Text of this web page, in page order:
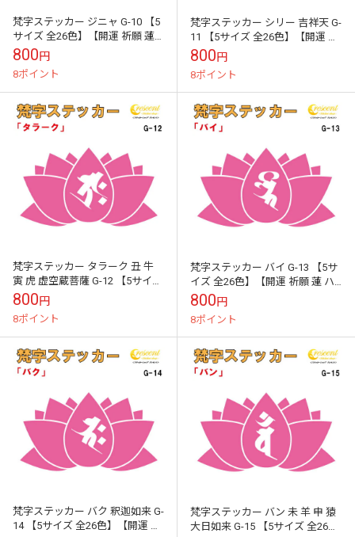
梵字ステッカー ジニャ G-10 【5
サイズ 全26色】【開運 祈願 蓮
ハス はす 仏教 傷隠し シール デ
カール スマホ 車 ...
800円
8ポイント
梵字ステッカー シリー 吉祥天 G-
11 【5サイズ 全26色】【開運 祈
願 蓮 ハス はす 仏教 傷隠し シー
ル デカール スマ...
800円
8ポイント
梵字ステッカー タラーク 丑 牛
寅 虎 虚空蔵菩薩 G-12 【5サイズ
全26色】【開運 祈願 蓮 ハス は
す 仏教 傷隠し ...
800円
8ポイント
梵字ステッカー バイ G-13 【5サ
イズ 全26色】【開運 祈願 蓮 ハ
ス はす 仏教 傷隠し シール デカ
ール スマホ 車 バ...
800円
8ポイント
梵字ステッカー バク 釈迦如来 G-
14 【5サイズ 全26色】【開運 祈
梵字ステッカー バン 未 羊 申 猿
大日如来 G-15 【5サイズ 全26